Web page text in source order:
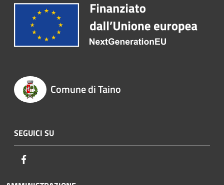
Comune di Taino
SEGUICI SU